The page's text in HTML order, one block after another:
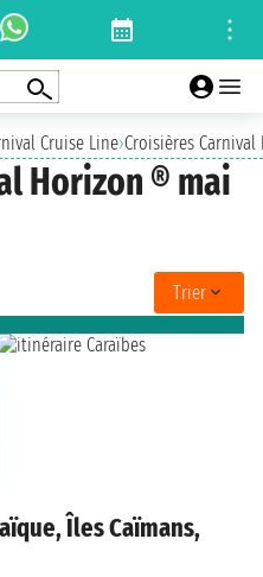
Cruise Line›Croisières
Horizon ® mai
Trier
Îles Caïmans,